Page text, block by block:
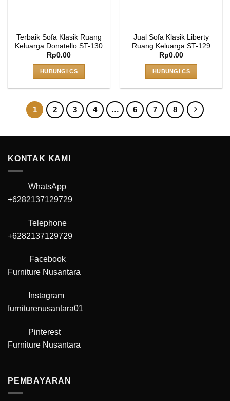
Terbaik Sofa Klasik Ruang
Keluarga Donatello ST-130
Rp0.00
HUBUNGI CS
Jual Sofa Klasik Liberty
Ruang Keluarga ST-129
Rp0.00
HUBUNGI CS
1 2 3 4 … 6 7 8
KONTAK KAMI
WhatsApp
+6282137129729
Telephone
+6282137129729
Facebook
Furniture Nusantara
Instagram
furniturenusantara01
Pinterest
Furniture Nusantara
PEMBAYARAN